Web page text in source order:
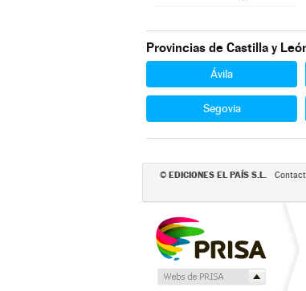
Provincias de Castilla y
Ávila
Segovia
© EDICIONES EL PAÍS S.L.